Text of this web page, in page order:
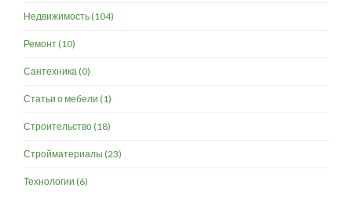
Недвижимость(104)
Ремонт(10)
Сантехника(0)
Статьи о мебели (1)
Строительство(18)
Стройматериалы (23)
Технологии (6)